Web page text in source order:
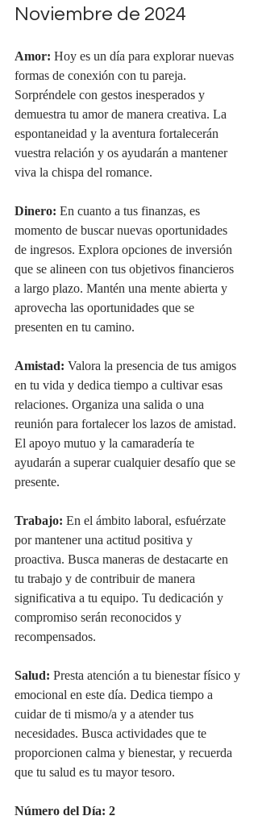
Noviembre de 2024
Amor: Hoy es un día para explorar nuevas
formas de conexión con tu pareja.
Sorpréndele con gestos inesperados y
demuestra tu amor de manera creativa. La
espontaneidad y la aventura fortalecerán
vuestra relación y os ayudarán a mantener
viva la chispa del romance.
Dinero: En cuanto a tus finanzas, es
momento de buscar nuevas oportunidades
de ingresos. Explora opciones de inversión
que se alineen con tus objetivos financieros
a largo plazo. Mantén una mente abierta y
aprovecha las oportunidades que se
presenten en tu camino.
Amistad: Valora la presencia de tus amigos
en tu vida y dedica tiempo a cultivar esas
relaciones. Organiza una salida o una
reunión para fortalecer los lazos de amistad.
El apoyo mutuo y la camaradería te
ayudarán a superar cualquier desafío que se
presente.
Trabajo: En el ámbito laboral, esfuérzate
por mantener una actitud positiva y
proactiva. Busca maneras de destacarte en
tu trabajo y de contribuir de manera
significativa a tu equipo. Tu dedicación y
compromiso serán reconocidos y
recompensados.
Salud: Presta atención a tu bienestar físico y
emocional en este día. Dedica tiempo a
cuidar de ti mismo/a y a atender tus
necesidades. Busca actividades que te
proporcionen calma y bienestar, y recuerda
que tu salud es tu mayor tesoro.
Número del Día: 2